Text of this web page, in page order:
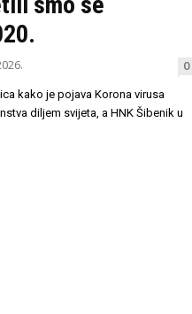
0
kako je pojava Korona virusa
diljem svijeta, a HNK Šibenik u